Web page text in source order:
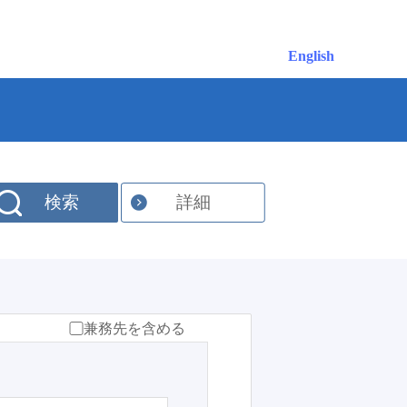
English
検索 詳細
兼務先を含める